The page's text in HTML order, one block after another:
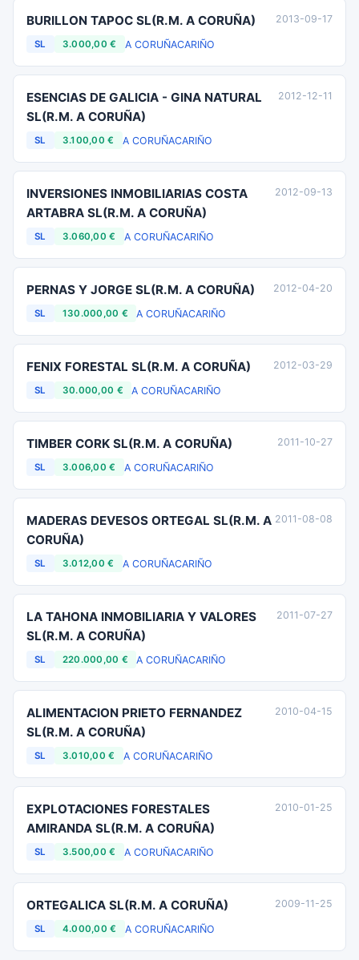
BURILLON TAPOC SL(R.M. A CORUÑA)
SL 3.000,00 € A CORUÑACARIÑO
2013-09-17
ESENCIAS DE GALICIA - GINA NATURAL
SL(R.M. A CORUÑA)
SL 3.100,00 € A CORUÑACARIÑO
2012-12-11
INVERSIONES INMOBILIARIAS COSTA
ARTABRA SL(R.M. A CORUÑA)
SL 3.060,00 € A CORUÑACARIÑO
2012-09-13
PERNAS Y JORGE SL(R.M. A CORUÑA)
SL 130.000,00 € A CORUÑACARIÑO
2012-04-20
FENIX FORESTAL SL(R.M. A CORUÑA)
SL 30.000,00 € A CORUÑACARIÑO
2012-03-29
TIMBER CORK SL(R.M. A CORUÑA)
SL 3.006,00 € A CORUÑACARIÑO
2011-10-27
MADERAS DEVESOS ORTEGAL SL(R.M. A
CORUÑA)
SL 3.012,00 € A CORUÑACARIÑO
2011-08-08
LA TAHONA INMOBILIARIA Y VALORES
SL(R.M. A CORUÑA)
SL 220.000,00 € A CORUÑACARIÑO
2011-07-27
ALIMENTACION PRIETO FERNANDEZ
SL(R.M. A CORUÑA)
SL 3.010,00 € A CORUÑACARIÑO
2010-04-15
EXPLOTACIONES FORESTALES
AMIRANDA SL(R.M. A CORUÑA)
SL 3.500,00 € A CORUÑACARIÑO
2010-01-25
ORTEGALICA SL(R.M. A CORUÑA)
SL 4.000,00 € A CORUÑACARIÑO
2009-11-25